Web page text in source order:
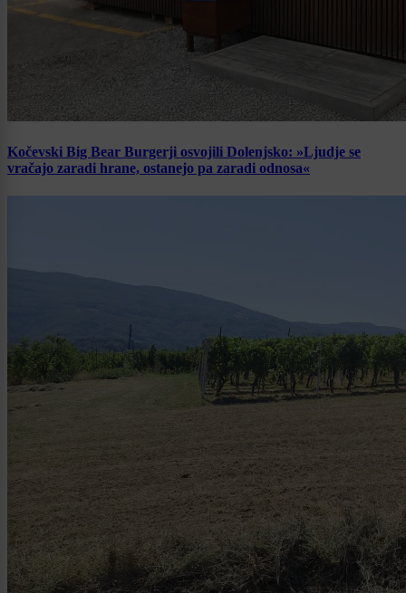
Kočevski Big Bear Burgerji osvojili Dolenjsko: »Ljudje se
vračajo zaradi hrane, ostanejo pa zaradi odnosa«